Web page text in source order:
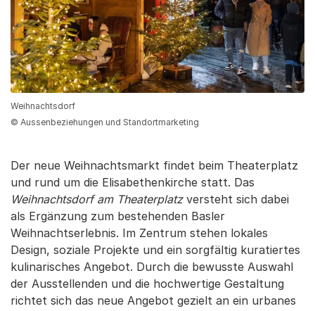
Weihnachtsdorf
© Aussenbeziehungen und Standortmarketing
Der neue Weihnachtsmarkt findet beim Theaterplatz
und rund um die Elisabethenkirche statt. Das
Weihnachtsdorf am Theaterplatzversteht sich dabei
als Ergänzung zum bestehenden Basler
Weihnachtserlebnis. Im Zentrum stehen lokales
Design, soziale Projekte und ein sorgfältig kuratiertes
kulinarisches Angebot. Durch die bewusste Auswahl
der Ausstellenden und die hochwertige Gestaltung
richtet sich das neue Angebot gezielt an ein urbanes